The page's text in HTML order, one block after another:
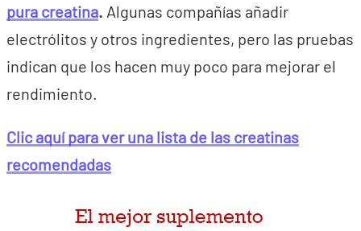
pura creatina. Algunas compañías añadir
electrólitos y otros ingredientes, pero las pruebas
indican que los hacen muy poco para mejorar el
rendimiento.
Clic aquí para ver una lista de las creatinas
recomendadas